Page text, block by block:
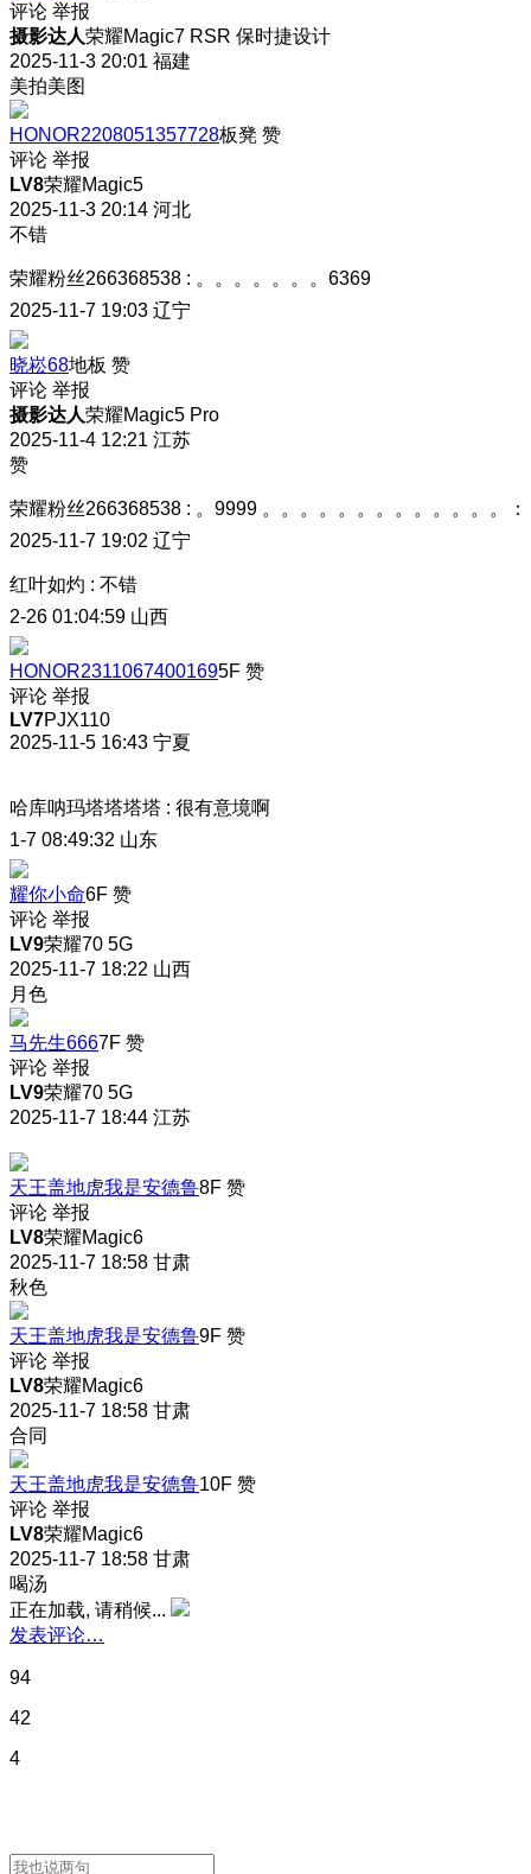
评论 举报
摄影达人荣耀Magic7 RSR 保时捷设计
2025-11-3 20:01 福建
美拍美图
HONOR2208051357728板凳 赞
评论 举报
LV8荣耀Magic5
2025-11-3 20:14 河北
不错
荣耀粉丝266368538 : 。。。。。。。6369
2025-11-7 19:03 辽宁
晓崧68地板 赞
评论 举报
摄影达人荣耀Magic5 Pro
2025-11-4 12:21 江苏
赞
荣耀粉丝266368538 : 。9999 。。。。。。。。。。。。。：
2025-11-7 19:02 辽宁
红叶如灼 : 不错
2-26 01:04:59 山西
HONOR23110674001695F 赞
评论 举报
LV7PJX110
2025-11-5 16:43 宁夏
哈库呐玛塔塔塔塔 : 很有意境啊
1-7 08:49:32 山东
耀你小命6F 赞
评论 举报
LV9荣耀70 5G
2025-11-7 18:22 山西
月色
马先生6667F 赞
评论 举报
LV9荣耀70 5G
2025-11-7 18:44 江苏
天王盖地虎我是安德鲁8F 赞
评论 举报
LV8荣耀Magic6
2025-11-7 18:58 甘肃
秋色
天王盖地虎我是安德鲁9F 赞
评论 举报
LV8荣耀Magic6
2025-11-7 18:58 甘肃
合同
天王盖地虎我是安德鲁10F 赞
评论 举报
LV8荣耀Magic6
2025-11-7 18:58 甘肃
喝汤
正在加载, 请稍候...
发表评论…
94
42
4